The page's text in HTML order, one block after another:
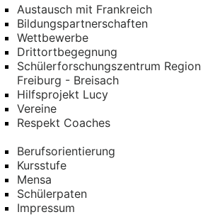
Austausch mit Frankreich
Bildungspartnerschaften
Wettbewerbe
Drittortbegegnung
Schülerforschungszentrum Region
Freiburg - Breisach
Hilfsprojekt Lucy
Vereine
Respekt Coaches
Berufsorientierung
Kursstufe
Mensa
Schülerpaten
Impressum